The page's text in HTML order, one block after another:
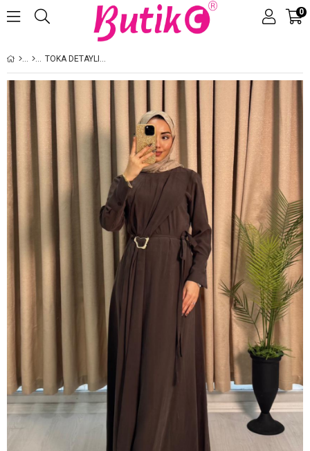
0
TOKA DETAYLI ELBISE KAHVERENGI